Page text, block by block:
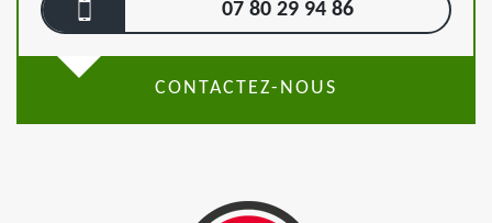
07 80 29 94 86
CONTACTEZ-NOUS